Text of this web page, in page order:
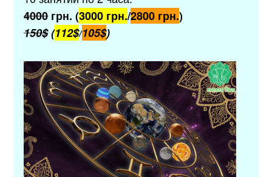
4000грн. (3000 грн./2800 грн.)
150$(112$/105$)